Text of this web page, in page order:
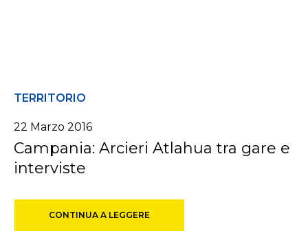
TERRITORIO
22 Marzo 2016
Campania: Arcieri Atlahua tra gare e
interviste
CONTINUA A LEGGERE